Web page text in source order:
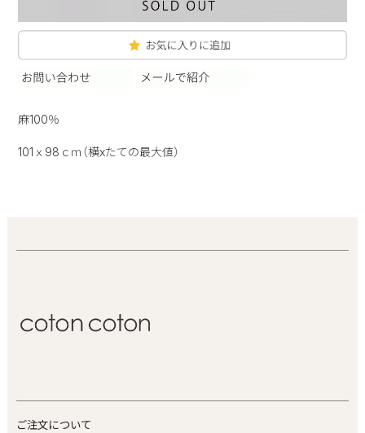
麻100％
101ｘ98ｃｍ（横xたての最大値）
ご注文について